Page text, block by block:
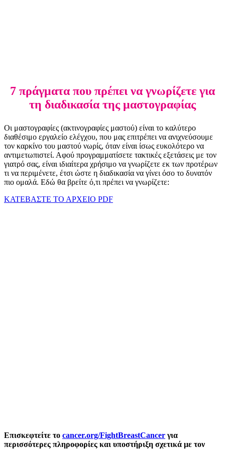
7 πράγματα που πρέπει να γνωρίζετε για
τη διαδικασία της μαστογραφίας
Οι μαστογραφίες (ακτινογραφίες μαστού) είναι το καλύτερο
διαθέσιμο εργαλείο ελέγχου, που μας επιτρέπει να ανιχνεύσουμε
τον καρκίνο του μαστού νωρίς, όταν είναι ίσως ευκολότερο να
αντιμετωπιστεί. Αφού προγραμματίσετε τακτικές εξετάσεις με τον
γιατρό σας, είναι ιδιαίτερα χρήσιμο να γνωρίζετε εκ των προτέρων
τι να περιμένετε, έτσι ώστε η διαδικασία να γίνει όσο το δυνατόν
πιο ομαλά. Εδώ θα βρείτε ό,τι πρέπει να γνωρίζετε:
ΚΑΤΕΒΑΣΤΕ ΤΟ ΑΡΧΕΙΟ PDF
Επισκεφτείτε το cancer.org/FightBreastCancer για
περισσότερες πληροφορίες και υποστήριξη σχετικά με τον